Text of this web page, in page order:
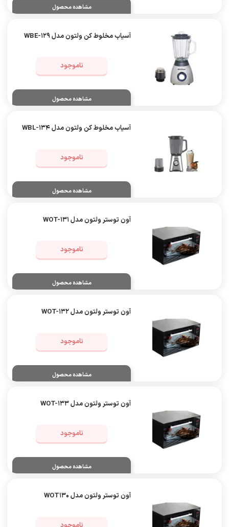
مشاهده محصول
آسیاب مخلوط کن ولتون مدل WBE-129
ناموجود
مشاهده محصول
آسیاب مخلوط کن ولتون مدل WBL-134
ناموجود
مشاهده محصول
آون توستر ولتون مدل WOT-131
ناموجود
مشاهده محصول
آون توستر ولتون مدل WOT-132
ناموجود
مشاهده محصول
آون توستر ولتون مدل WOT-133
ناموجود
مشاهده محصول
آون توستر ولتون مدل WOT130